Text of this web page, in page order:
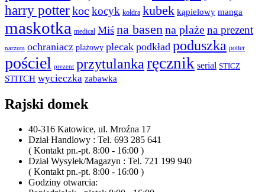
harry potterkoc kocyk kołdra kubek kąpielowy manga
maskotka medical Miś na basenna plażena prezent
narzuta ochraniacz plażowy plecak podkład poduszka potter
pościel prezent przytulankaręcznik serial STICZ
STITCH wycieczka zabawka
Rajski domek
40-316 Katowice, ul. Mroźna 17
Dział Handlowy : Tel. 693 285 641
( Kontakt pn.-pt. 8:00 - 16:00 )
Dział Wysyłek/Magazyn : Tel. 721 199 940
( Kontakt pn.-pt. 8:00 - 16:00 )
Godziny otwarcia: